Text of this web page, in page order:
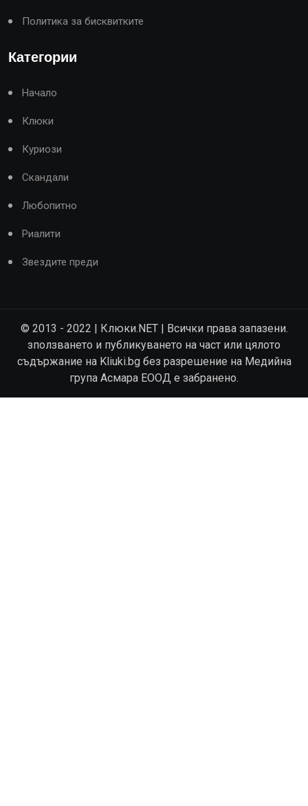
Политика за бисквитките
Категории
Начало
Клюки
Куриози
Скандали
Любопитно
Риалити
Звездите преди
© 2013 - 2022 | Клюки.NET | Всички права запазени.
зползването и публикуването на част или цялото
съдържание на Kliuki.bg без разрешение на Медийна
група Асмара ЕООД е забранено.